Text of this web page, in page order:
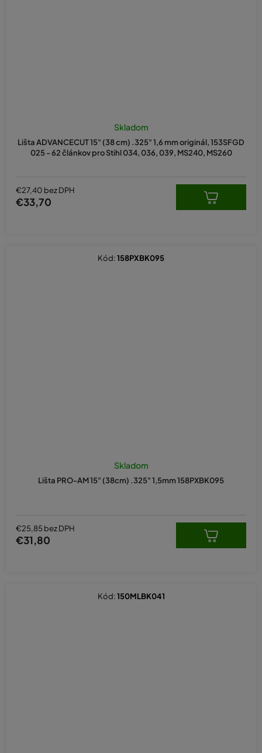
Lišta ADVANCECUT 15" (38 cm) .325" 1,6 mm originál, 153SFGD
025 - 62 článkov pro Stihl 034, 036, 039, MS240, MS260
Skladom
€27,40 bez DPH
€33,70
Lišta PRO-AM 15" (38cm) .325" 1,5mm 158PXBK095
Skladom
€25,85 bez DPH
€31,80
Kód:158PXBK095
Kód:150MLBK041